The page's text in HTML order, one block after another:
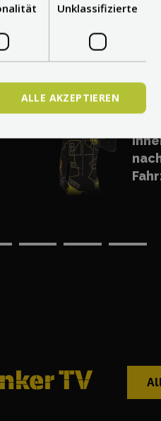
Eins?
TV
Unklassifizierte
ALLE AKZEPTIEREN